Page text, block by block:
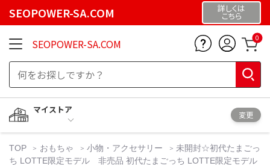
SEOPOWER-SA.COM 詳しくは
こちら
SEOPOWER-SA.COM 0
マイストア
変更
TOP おもちゃ 小物・アクセサリー
未開封☆初代たまごっ
ち LOTTE限定モデル 非売品 初代たまごっち LOTTE限定モデル